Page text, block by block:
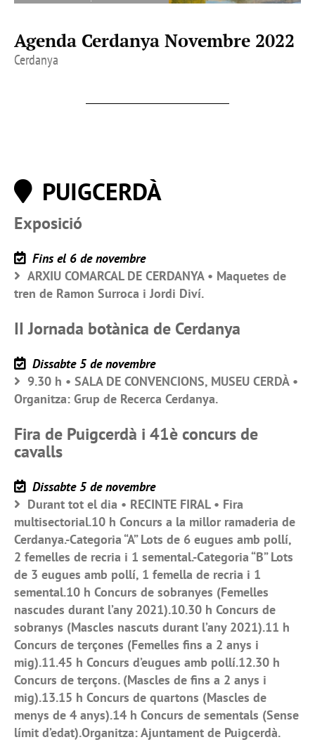
Agenda Cerdanya Novembre 2022
Cerdanya
PUIGCERDÀ
Exposició
Fins el 6 de novembre
ARXIU COMARCAL DE CERDANYA • Maquetes de
tren de Ramon Surroca i Jordi Diví.
II Jornada botànica de Cerdanya
Dissabte 5 de novembre
9.30 h • SALA DE CONVENCIONS, MUSEU CERDÀ •
Organitza: Grup de Recerca Cerdanya.
Fira de Puigcerdà i 41è concurs de
cavalls
Dissabte 5 de novembre
Durant tot el dia • RECINTE FIRAL • Fira
multisectorial.10 h Concurs a la millor ramaderia de
Cerdanya.-Categoria “A” Lots de 6 eugues amb pollí,
2 femelles de recria i 1 semental.-Categoria “B” Lots
de 3 eugues amb pollí, 1 femella de recria i 1
semental.10 h Concurs de sobranyes (Femelles
nascudes durant l’any 2021).10.30 h Concurs de
sobranys (Mascles nascuts durant l’any 2021).11 h
Concurs de terçones (Femelles fins a 2 anys i
mig).11.45 h Concurs d’eugues amb pollí.12.30 h
Concurs de terçons. (Mascles de fins a 2 anys i
mig).13.15 h Concurs de quartons (Mascles de
menys de 4 anys).14 h Concurs de sementals (Sense
límit d’edat).Organitza: Ajuntament de Puigcerdà.